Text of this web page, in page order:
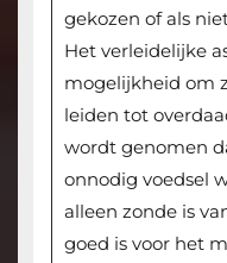
gekozen of als
Het verleidelijke
mogelijkheid om
leiden tot
wordt genomen
onnodig voedsel
alleen zonde is
goed is voor het